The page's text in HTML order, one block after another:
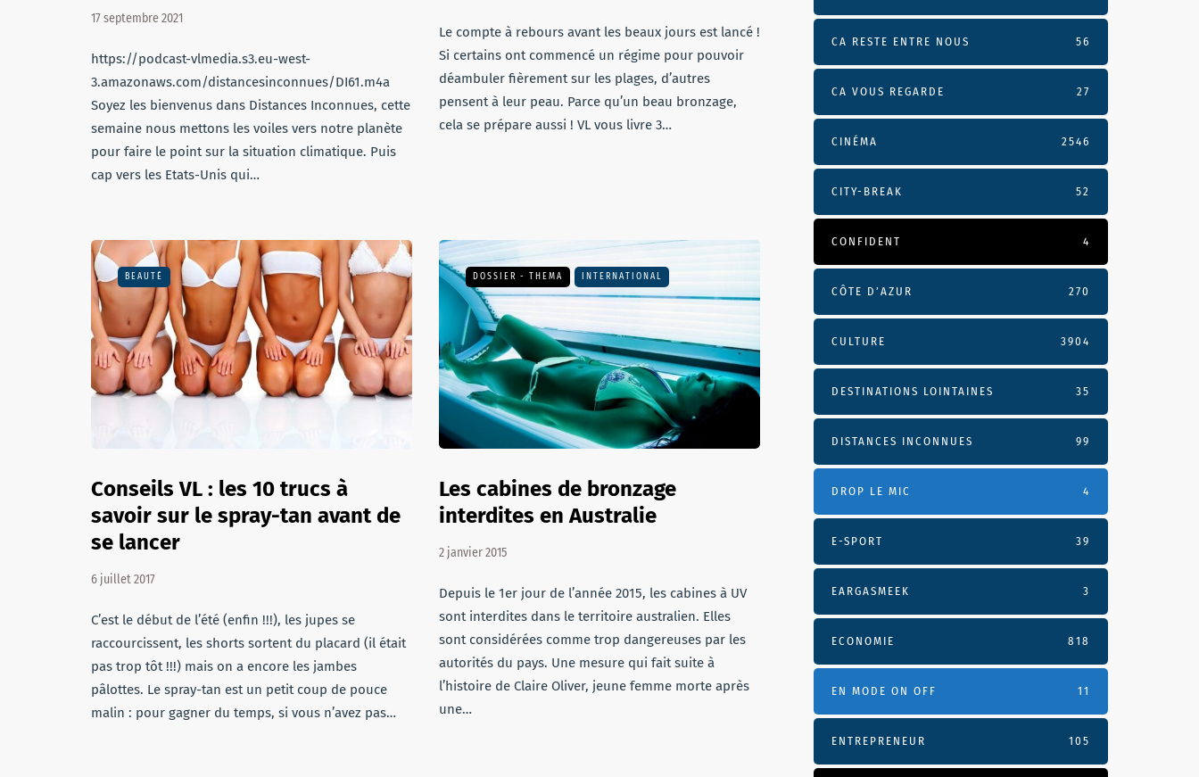
17 septembre 2021
https://podcast-vlmedia.s3.eu-west-
3.amazonaws.com/distancesinconnues/DI61.m4a
Soyez les bienvenus dans Distances Inconnues, cette
semaine nous mettons les voiles vers notre planète
pour faire le point sur la situation climatique. Puis
cap vers les Etats-Unis qui…
Le compte à rebours avant les beaux jours est lancé !
Si certains ont commencé un régime pour pouvoir
déambuler fièrement sur les plages, d’autres
pensent à leur peau. Parce qu’un beau bronzage,
cela se prépare aussi ! VL vous livre 3…
BEAUTÉ
Conseils VL : les 10 trucs à
savoir sur le spray-tan avant de
se lancer
6 juillet 2017
C’est le début de l’été (enfin !!!), les jupes se
raccourcissent, les shorts sortent du placard (il était
pas trop tôt !!!) mais on a encore les jambes
pâlottes. Le spray-tan est un petit coup de pouce
malin : pour gagner du temps, si vous n’avez pas…
DOSSIER - THEMA INTERNATIONAL
Les cabines de bronzage
interdites en Australie
2 janvier 2015
Depuis le 1er jour de l’année 2015, les cabines à UV
sont interdites dans le territoire australien. Elles
sont considérées comme trop dangereuses par les
autorités du pays. Une mesure qui fait suite à
l’histoire de Claire Oliver, jeune femme morte après
une…
CA RESTE ENTRE NOUS 56
CA VOUS REGARDE 27
CINÉMA 2546
CITY-BREAK 52
CONFIDENT 4
CÔTE D’AZUR 270
CULTURE 3904
DESTINATIONS LOINTAINES 35
DISTANCES INCONNUES 99
DROP LE MIC 4
E-SPORT 39
EARGASMEEK 3
ECONOMIE 818
EN MODE ON OFF 11
ENTREPRENEUR 105